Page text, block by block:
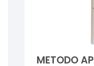
METODO